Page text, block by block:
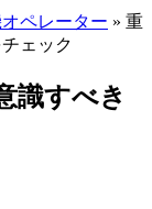
ペレーター » 重
ェック
識すべき